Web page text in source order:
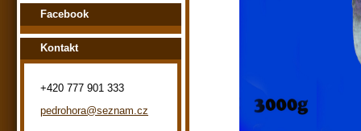
Facebook
Kontakt
+420 777 901 333
pedrohora@seznam.cz